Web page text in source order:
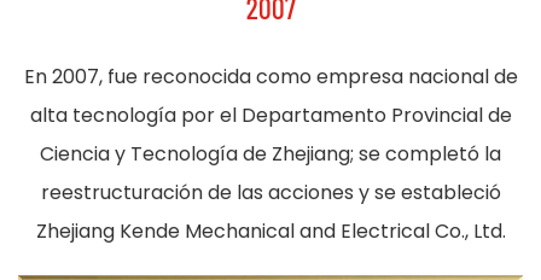
2007
En 2007, fue reconocida como empresa nacional de
alta tecnología por el Departamento Provincial de
Ciencia y Tecnología de Zhejiang; se completó la
reestructuración de las acciones y se estableció
Zhejiang Kende Mechanical and Electrical Co., Ltd.